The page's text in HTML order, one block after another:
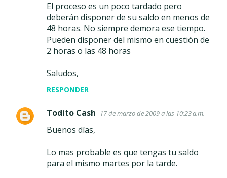
El proceso es un poco tardado pero
deberán disponer de su saldo en menos de
48 horas. No siempre demora ese tiempo.
Pueden disponer del mismo en cuestión de
2 horas o las 48 horas
Saludos,
RESPONDER
Todito Cash 17 de marzo de 2009 a las 10:23 a.m.
Buenos días,
Lo mas probable es que tengas tu saldo
para el mismo martes por la tarde.